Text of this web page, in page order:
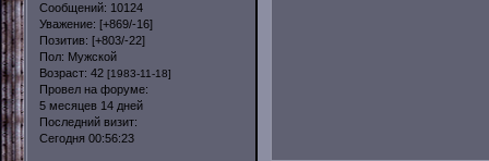
Сообщений: 10124
Уважение: [+869/-16]
Позитив: [+803/-22]
Пол: Мужской
Возраст: 42 [1983-11-18]
Провел на форуме:
5 месяцев 14 дней
Последний визит:
Сегодня 00:56:23